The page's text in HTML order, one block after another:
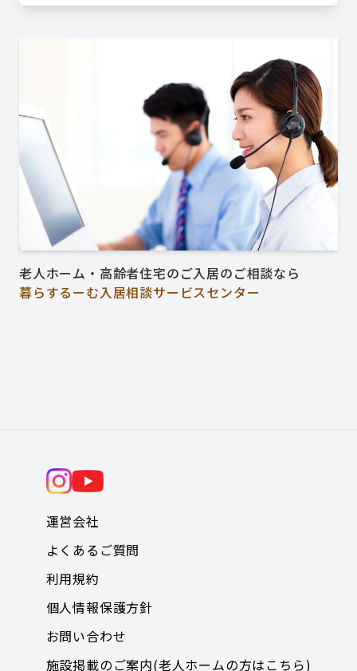
老人ホーム・高齢者住宅のご入居のご相談なら
暮らするーむ入居相談サービスセンター
運営会社
よくあるご質問
利用規約
個人情報保護方針
お問い合わせ
施設掲載のご案内(老人ホームの方はこちら)